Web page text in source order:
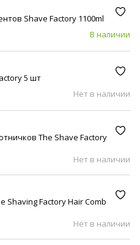
Shave Factory 1100ml
В наличии
5 шт
Нет в наличии
The Shave Factory
Нет в наличии
Shaving Factory Hair Comb
Нет в наличии